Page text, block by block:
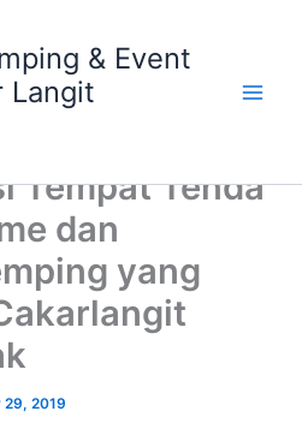
& Event
Langit
Tempat Tenda
dan
yang
29, 2019